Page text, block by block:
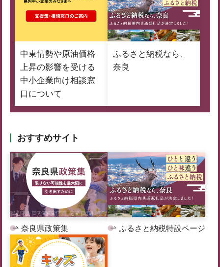
中東情勢や原油価格
上昇の影響を受ける
中小企業向け相談窓
口について
ふるさと納税なら、
奈良
おすすめサイト
奈良県政策集 ふるさと納税特設ページ